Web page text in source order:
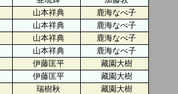
山本祥典
鹿海なべ子
山本祥典
鹿海なべ子
山本祥典
鹿海なべ子
山本祥典
鹿海なべ子
伊藤匡平
藏園大樹
伊藤匡平
藏園大樹
瑞樹秋
藏園大樹